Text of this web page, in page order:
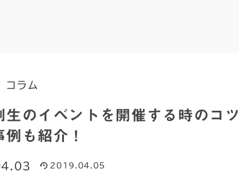
コラム
生のイベントを開催する時のコツ
例も紹介！
2019.04.05